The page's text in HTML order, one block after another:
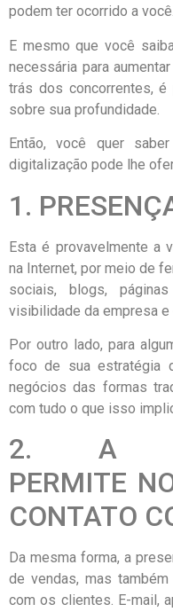
podem ter ocorrido a você.
E mesmo que você
necessária para
trás dos concorrentes, é
sobre sua profundidade.
Então, você quer
digitalização pode lhe
1.
Esta é provavelmente a
na Internet, por meio de
sociais, blogs,
visibilidade da empresa e
Por outro lado, para
foco de sua estratégia
negócios das formas
com tudo o que isso
2. A
PERMITE
CONTATO
Da mesma forma, a
de vendas, mas
com os clientes. E-mail,